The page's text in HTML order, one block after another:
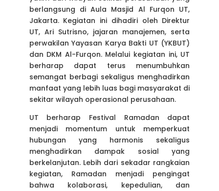
berlangsung di Aula Masjid Al Furqon UT,
Jakarta. Kegiatan ini dihadiri oleh Direktur
UT, Ari Sutrisno, jajaran manajemen, serta
perwakilan Yayasan Karya Bakti UT (YKBUT)
dan DKM Al-Furqon. Melalui kegiatan ini, UT
berharap dapat terus menumbuhkan
semangat berbagi sekaligus menghadirkan
manfaat yang lebih luas bagi masyarakat di
sekitar wilayah operasional perusahaan.
UT berharap Festival Ramadan dapat
menjadi momentum untuk memperkuat
hubungan yang harmonis sekaligus
menghadirkan dampak sosial yang
berkelanjutan. Lebih dari sekadar rangkaian
kegiatan, Ramadan menjadi pengingat
bahwa kolaborasi, kepedulian, dan